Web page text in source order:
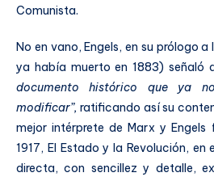
Comunista.
No en vano, Engels, en su prólogo
ya había muerto en 1883) señaló
documento histórico que ya
modificar”,ratificando así su
mejor intérprete de Marx y Engels
1917, El Estado y la Revolución,
directa, con sencillez y detalle,